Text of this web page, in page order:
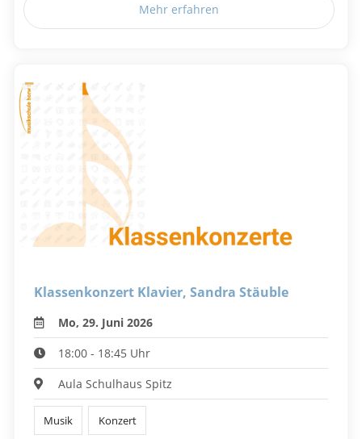
Mehr erfahren
Klassenkonzert Klavier, Sandra Stäuble
Mo, 29. Juni 2026
18:00 - 18:45 Uhr
Aula Schulhaus Spitz
Musik Konzert